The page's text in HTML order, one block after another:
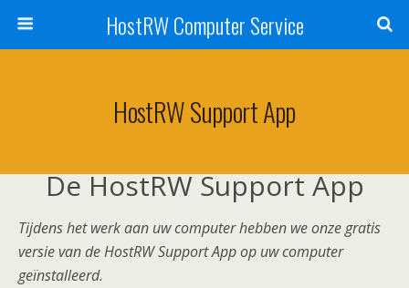
HostRW Computer Service
HostRW Support App
De HostRW Support App
Tijdens het werk aan uw computer hebben we onze gratis
versie van de HostRW Support App op uw computer
geïnstalleerd.